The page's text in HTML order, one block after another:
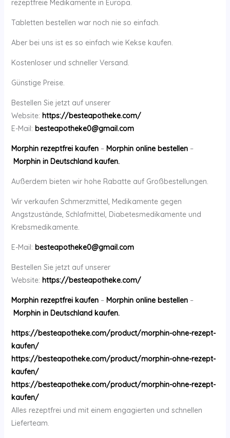
rezeptfreie Medikamente in Europa.
Tabletten bestellen war noch nie so einfach.
Aber bei uns ist es so einfach wie Kekse kaufen.
Kostenloser und schneller Versand.
Günstige Preise.
Bestellen Sie jetzt auf unserer
Website: https://besteapotheke.com/
E-Mail: besteapotheke0@gmail.com
Morphin rezeptfrei kaufen– Morphin online bestellen–
Morphin in Deutschland kaufen.
Außerdem bieten wir hohe Rabatte auf Großbestellungen.
Wir verkaufen Schmerzmittel, Medikamente gegen
Angstzustände, Schlafmittel, Diabetesmedikamente und
Krebsmedikamente.
E-Mail: besteapotheke0@gmail.com
Bestellen Sie jetzt auf unserer
Website: https://besteapotheke.com/
Morphin rezeptfrei kaufen– Morphin online bestellen–
Morphin in Deutschland kaufen.
https://besteapotheke.com/product/morphin-ohne-rezept-
kaufen/
https://besteapotheke.com/product/morphin-ohne-rezept-
kaufen/
https://besteapotheke.com/product/morphin-ohne-rezept-
kaufen/
Alles rezeptfrei und mit einem engagierten und schnellen
Lieferteam.